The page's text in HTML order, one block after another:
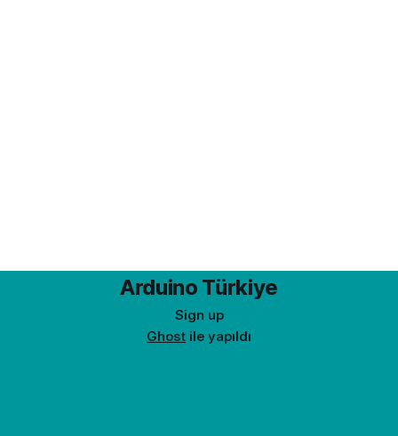
Arduino Türkiye
Sign up
Ghost ile yapıldı